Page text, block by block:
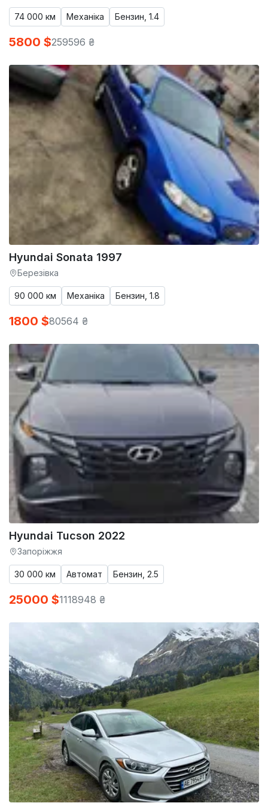
74 000 км Механіка Бензин, 1.4
5800 $259596 ₴
Hyundai Sonata 1997
Березівка
90 000 км Механіка Бензин, 1.8
1800 $80564 ₴
Hyundai Tucson 2022
Запоріжжя
30 000 км Автомат Бензин, 2.5
25000 $1118948 ₴